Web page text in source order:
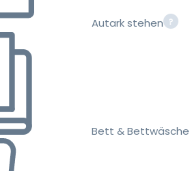
Autark stehen
Bett & Bettwäsche